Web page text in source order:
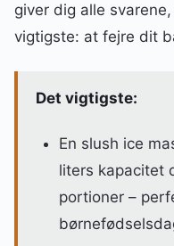
giver dig alle
vigtigste: at fejre dit
Det vigtigste:
En slush ice
liters kapacitet
portioner –